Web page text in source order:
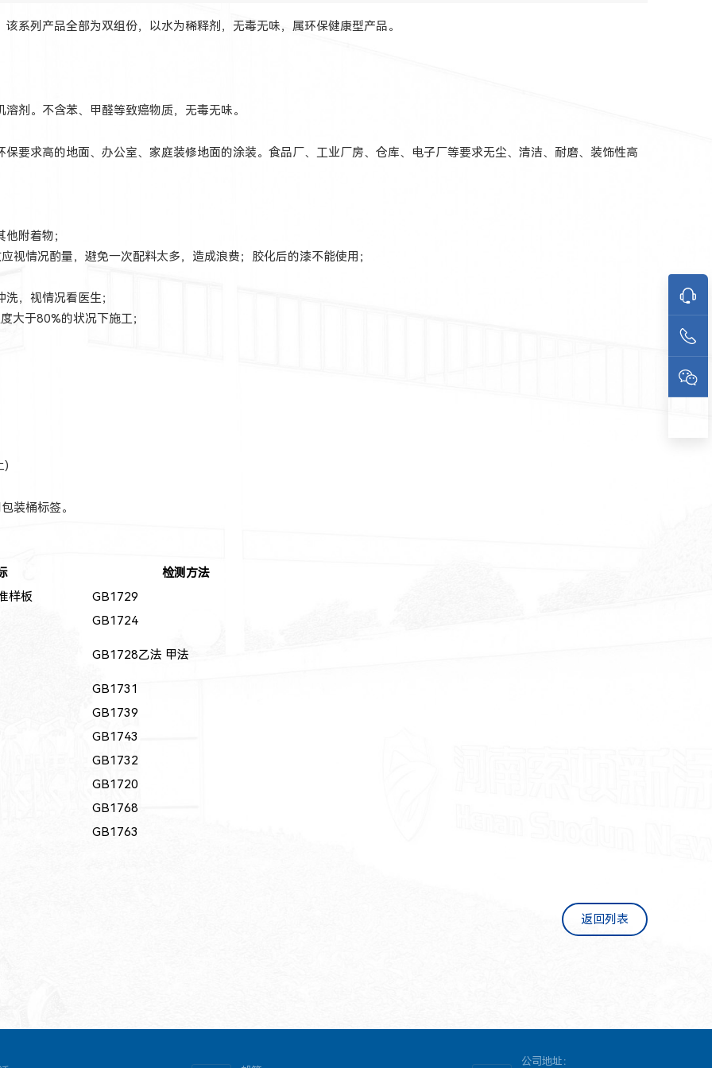
系列产品全部为双组份，以水为稀释剂，无毒无味，属环保健康型产品。
剂。不含苯、甲醛等致癌物质，无毒无味。
要求高的地面、办公室、家庭装修地面的涂装。食品厂、工业厂房、仓库、电子厂等要求无尘、清洁、耐磨、装饰性高
附着物；
视情况酌量，避免一次配料太多，造成浪费；胶化后的漆不能使用；
，视情况看医生；
大于80%的状况下施工；
)
装桶标签。
检测方法
样板
GB1729
GB1724
GB1728乙法 甲法
GB1731
GB1739
GB1743
GB1732
GB1720
GB1768
GB1763
返回列表
公司地址：